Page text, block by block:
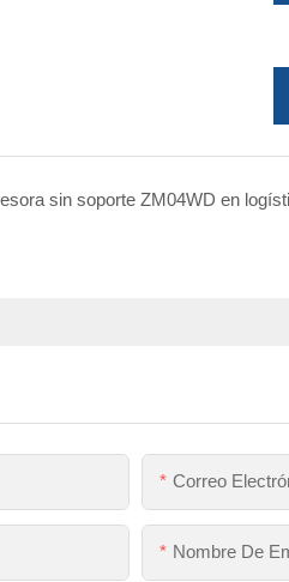
Correo
Nombre De